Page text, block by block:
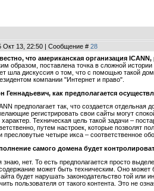
Окт 13, 22:50 | Сообщение # 28
что американская организация
образом, поставлена точка в сложной
шла дискуссия о том, что с помощью такой
компании "Интернет и право".
как предполагается
предполагает так, что создается
регистрировать свои сайты могут
Техническая цель такой задачи –
путем настроек, которые позволят
пресловутые четыре икса – соответственное
самого домена будет
знаю, нет. То есть предполагается просто
может быть техническим. Оно
будет нарушать законодательство той или
пользователя от такого контента. Это не